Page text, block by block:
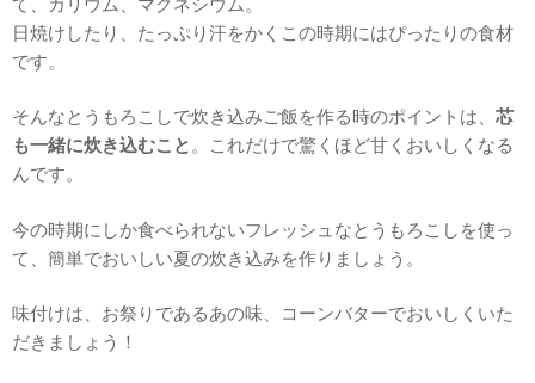
日焼けしたり、たっぷり汗をかくこの時期にはぴったりの食材
です。
そんなとうもろこしで炊き込みご飯を作る時のポイントは、 芯
も一緒に炊き込むこと 。これだけで驚くほど甘くおいしくなる
んです。
今の時期にしか食べられないフレッシュなとうもろこしを使っ
て、簡単でおいしい夏の炊き込みを作りましょう。
味付けは、お祭りであるあの味、コーンバターでおいしくいた
だきましょう！